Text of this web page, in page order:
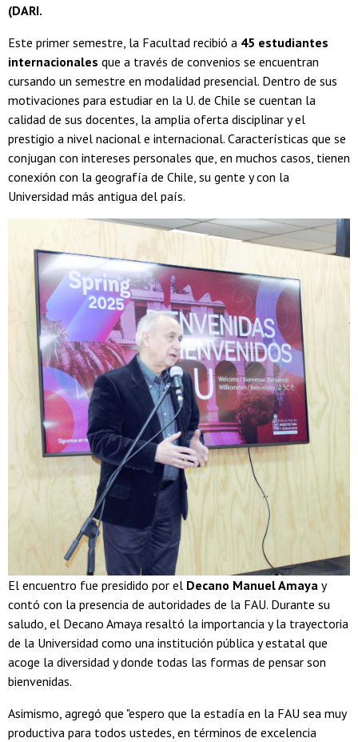
(DARI.
Este primer semestre, la Facultad recibió a 45 estudiantes
internacionales que a través de convenios se encuentran
cursando un semestre en modalidad presencial. Dentro de sus
motivaciones para estudiar en la U. de Chile se cuentan la
calidad de sus docentes, la amplia oferta disciplinar y el
prestigio a nivel nacional e internacional. Características que se
conjugan con intereses personales que, en muchos casos, tienen
conexión con la geografía de Chile, su gente y con la
Universidad más antigua del país.
El encuentro fue presidido por el Decano Manuel Amaya y
contó con la presencia de autoridades de la FAU. Durante su
saludo, el Decano Amaya resaltó la importancia y la trayectoria
de la Universidad como una institución pública y estatal que
acoge la diversidad y donde todas las formas de pensar son
bienvenidas.
Asimismo, agregó que "espero que la estadía en la FAU sea muy
productiva para todos ustedes, en términos de excelencia